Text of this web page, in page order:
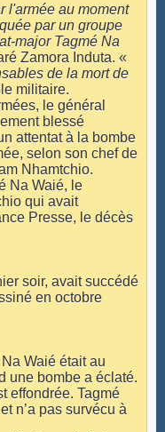
l'armée au moment
par un groupe
major Tagmé Na
Zamora Induta. «
de la mort de
militaire.
le général
blessé
attentat à la bombe
selon son chef de
Nhamtchio.
Na Waié, le
qui avait
Presse, le décès
soir, avait succédé
en octobre
Waié était au
une bombe a éclaté.
effondrée. Tagmé
n’a pas survécu à